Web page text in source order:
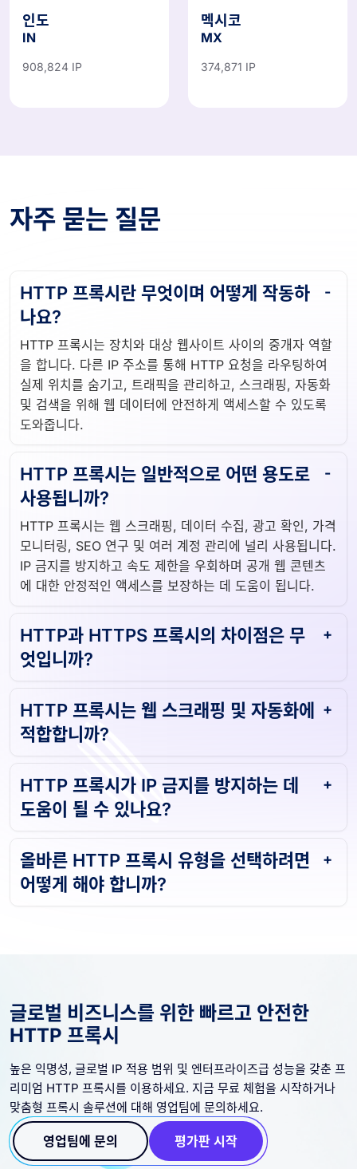
인도
IN
908,824 IP
멕시코
MX
374,871 IP
자주 묻는 질문
HTTP 프록시란 무엇이며 어떻게 작동하
나요?
HTTP 프록시는 장치와 대상 웹사이트 사이의 중개자 역할
을 합니다. 다른 IP 주소를 통해 HTTP 요청을 라우팅하여
실제 위치를 숨기고, 트래픽을 관리하고, 스크래핑, 자동화
및 검색을 위해 웹 데이터에 안전하게 액세스할 수 있도록
도와줍니다.
HTTP 프록시는 일반적으로 어떤 용도로
사용됩니까?
HTTP 프록시는 웹 스크래핑, 데이터 수집, 광고 확인, 가격
모니터링, SEO 연구 및 여러 계정 관리에 널리 사용됩니다.
IP 금지를 방지하고 속도 제한을 우회하며 공개 웹 콘텐츠
에 대한 안정적인 액세스를 보장하는 데 도움이 됩니다.
HTTP과 HTTPS 프록시의 차이점은 무
엇입니까?
HTTP 프록시는 웹 스크래핑 및 자동화에
적합합니까?
HTTP 프록시가 IP 금지를 방지하는 데
도움이 될 수 있나요?
올바른 HTTP 프록시 유형을 선택하려면
어떻게 해야 합니까?
글로벌 비즈니스를 위한 빠르고 안전한
HTTP 프록시
높은 익명성, 글로벌 IP 적용 범위 및 엔터프라이즈급 성능을 갖춘 프
리미엄 HTTP 프록시를 이용하세요. 지금 무료 체험을 시작하거나
맞춤형 프록시 솔루션에 대해 영업팀에 문의하세요.
영업팀에 문의 평가판 시작